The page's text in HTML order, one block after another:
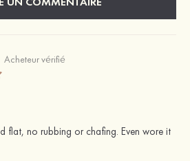
Acheteur vérifié
flat, no rubbing or chafing. Even wore it